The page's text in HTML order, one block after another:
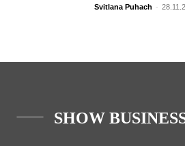
Svitlana Puhach -
SHOW